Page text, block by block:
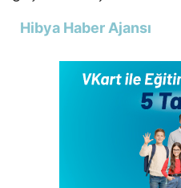
Hibya Haber Ajansı